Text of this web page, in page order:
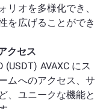
リオを多様化でき、
を広げることができ
クセス
(USDT) AVAXC にス
ムへのアクセス、サ
、ユニークな機能と